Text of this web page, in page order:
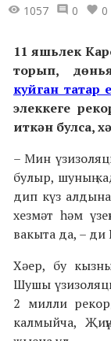
1057 0 0
11 яшьлек
торып,
куйган татар
элеккеге
иткән булса,
– Мин
булыр, шуның
дип күз
хезмәт һәм
вакыта да, – ди
Хәер, бу
Шушы
2 милли
калмыйча,